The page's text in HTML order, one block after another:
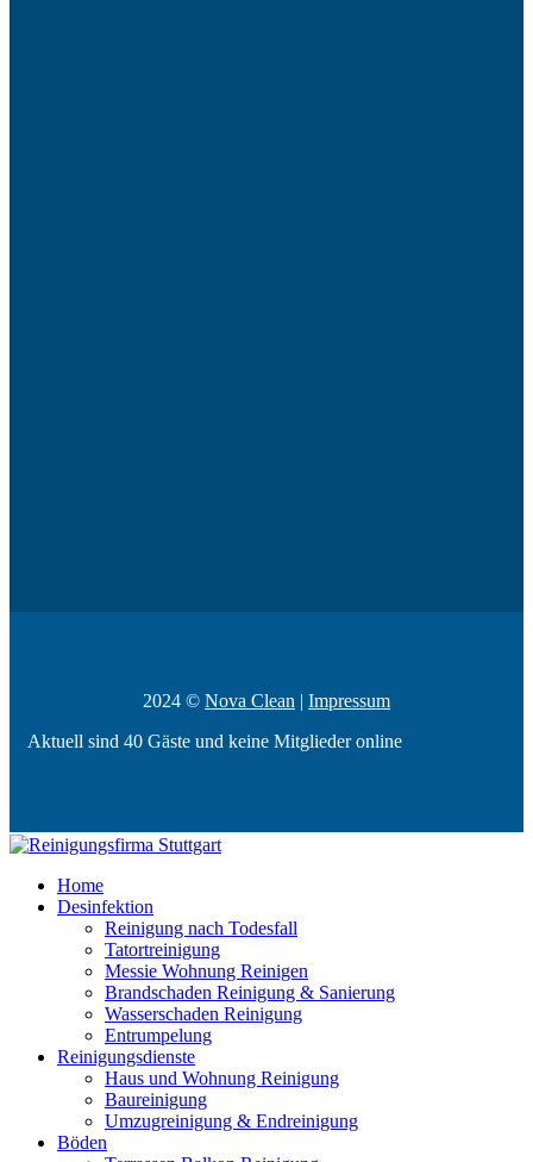
2024 © Nova Clean | Impressum
Aktuell sind 40 Gäste und keine Mitglieder online
Home
Desinfektion
Reinigung nach Todesfall
Tatortreinigung
Messie Wohnung Reinigen
Brandschaden Reinigung & Sanierung
Wasserschaden Reinigung
Entrumpelung
Reinigungsdienste
Haus und Wohnung Reinigung
Baureinigung
Umzugreinigung & Endreinigung
Böden